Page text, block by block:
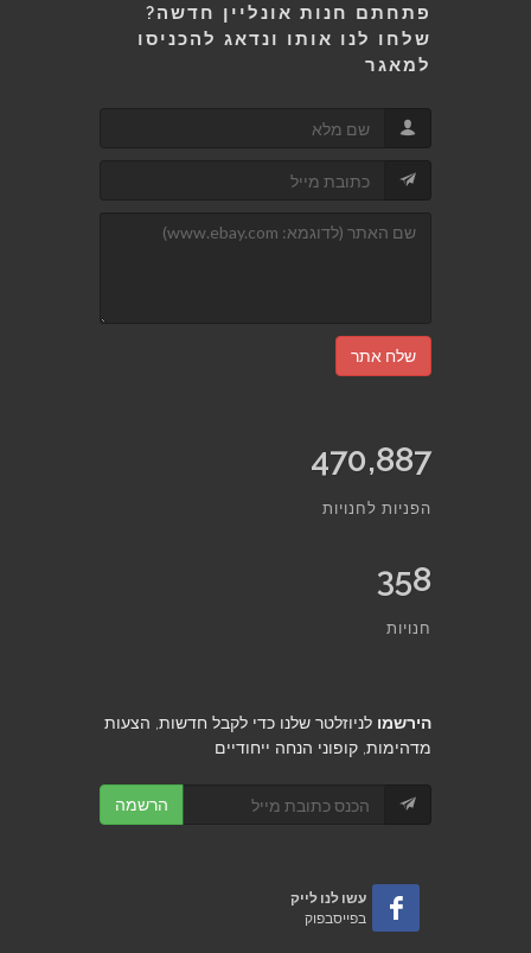
פתחתם חנות אונליין חדשה?
שלחו לנו אותו ונדאג להכניסו
למאגר
שלח אתר
470,887
הפניות לחנויות
358
חנויות
הירשמו לניוזלטר שלנו כדי לקבל חדשות, הצעות
מדהימות, קופוני הנחה ייחודיים
הרשמה
עשו לנו לייק
בפייסבפוק